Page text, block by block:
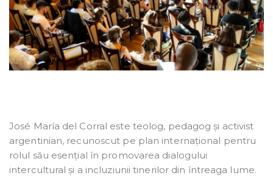
José María del Corral este teolog, pedagog și activist
argentinian, recunoscut pe plan internațional pentru
rolul său esențial în promovarea dialogului
intercultural și a incluziunii tinerilor din întreaga lume.